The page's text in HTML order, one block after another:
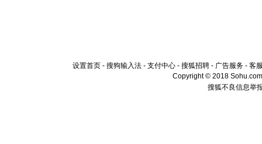
设置首页 - 搜狗输入法 - 支付中心 - 搜狐招聘 - 广告服务 - 客
Copyright © 2018
搜狐不良信息举